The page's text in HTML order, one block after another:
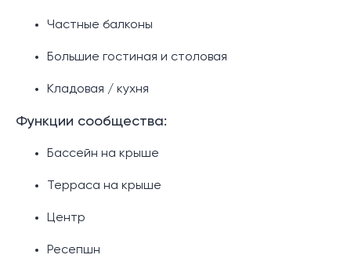
Частные балконы
Большие гостиная и столовая
Кладовая / кухня
Функции сообщества:
Бассейн на крыше
Терраса на крыше
Центр
Ресепшн